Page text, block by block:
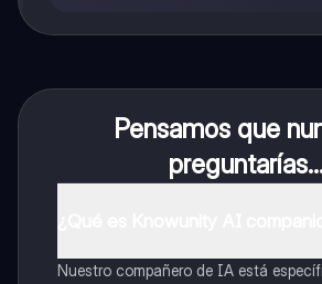
Pensamos que
Nuestro compañero de IA está